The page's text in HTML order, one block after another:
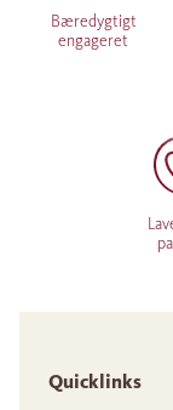
Bæredygtigt
engageret
Quicklinks